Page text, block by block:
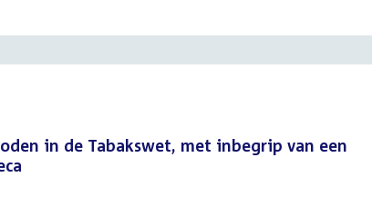
in de Tabakswet, met inbegrip van een